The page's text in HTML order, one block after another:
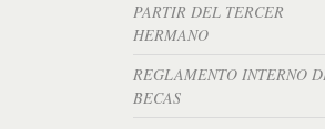
PARTIR DEL TERCER
HERMANO
REGLAMENTO INTERNO
BECAS